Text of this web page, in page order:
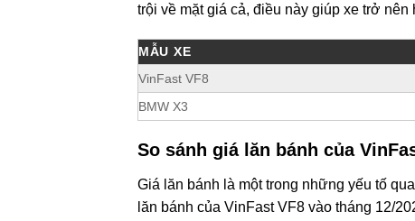
trội về mặt giá cả, điều này giúp xe trở
MẪU XE
VinFast VF8
BMW X3
So sánh giá lăn bánh của
Giá lăn bánh là một trong những yếu tố
lăn bánh của VinFast VF8 vào tháng 12/